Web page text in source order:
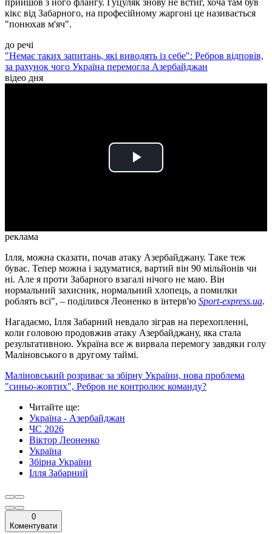
прийшов з його флангу. Гуцуляк знову не встиг, хоча там був
кікс від Забарного, на професійному жаргоні це називається
"понюхав м'яч".
до речі
"Немає таких запитань, які виводять із себе": Ребров відповів,
за рахунок чого Україна перемогла Азербайджан
відео дня
Play
реклама
Ілля, можна сказати, почав атаку Азербайджану. Таке теж
буває. Тепер можна і задуматися, вартий він 90 мільйонів чи
ні. Але я проти Забарного взагалі нічого не маю. Він
нормальний захисник, нормальний хлопець, а помилки
роблять всі", – поділився Леоненко в інтерв'ю Sport-express.ua.
Нагадаємо, Ілля Забарний невдало зіграв на перехопленні,
коли головою продовжив атаку Азербайджану, яка стала
результативною. Україна все ж вирвала перемогу завдяки голу
Маліновського в другому таймі.
Маліновський розриває за збірну України, нова проблема
"синьо-жовтих", Ребров не контролює команду?
Читайте ще:
Україна - Азербайджан
ЧС 2026
Віктор Леоненко
Україна
Збірна України
Ілля Забарний
0
Коментувати